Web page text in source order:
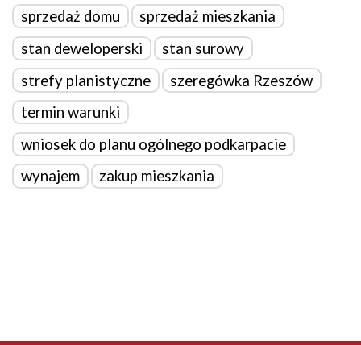
sprzedaż domu
sprzedaż mieszkania
stan deweloperski
stan surowy
strefy planistyczne
szeregówka Rzeszów
termin warunki
wniosek do planu ogólnego podkarpacie
wynajem
zakup mieszkania